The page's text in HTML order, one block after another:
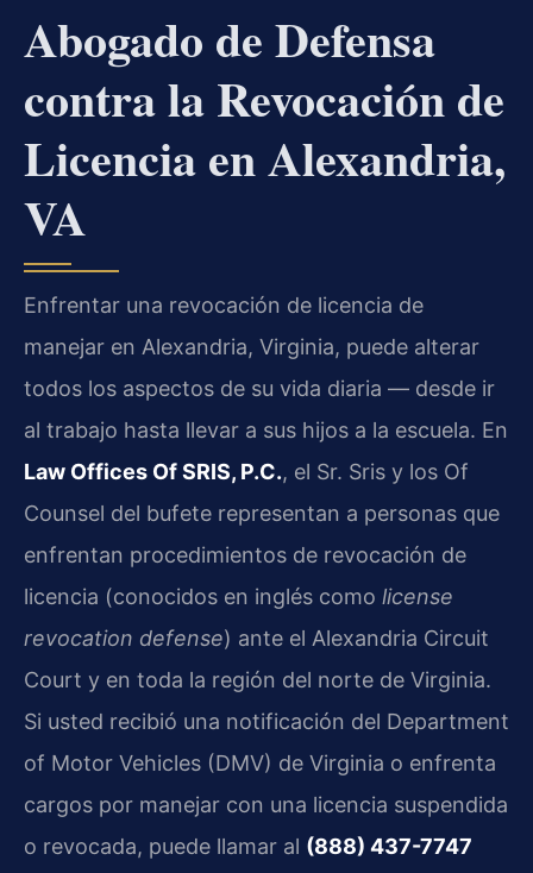
Abogado de Defensa
contra la Revocación de
Licencia en Alexandria,
VA
Enfrentar una revocación de licencia de
manejar en Alexandria, Virginia, puede alterar
todos los aspectos de su vida diaria — desde ir
al trabajo hasta llevar a sus hijos a la escuela. En
Law Offices Of SRIS, P.C., el Sr. Sris y los Of
Counsel del bufete representan a personas que
enfrentan procedimientos de revocación de
licencia (conocidos en inglés como license
revocation defense) ante el Alexandria Circuit
Court y en toda la región del norte de Virginia.
Si usted recibió una notificación del Department
of Motor Vehicles (DMV) de Virginia o enfrenta
cargos por manejar con una licencia suspendida
o revocada, puede llamar al (888) 437-7747